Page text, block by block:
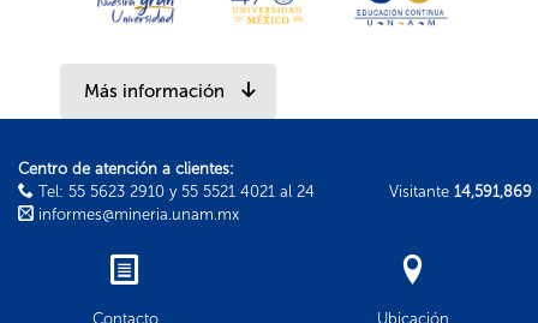
Más información
Centro de atención a clientes:
Tel: 55 5623 2910 y 55 5521 4021 al 24
informes@mineria.unam.mx
Visitante 14,591,869
Contacto Ubicación